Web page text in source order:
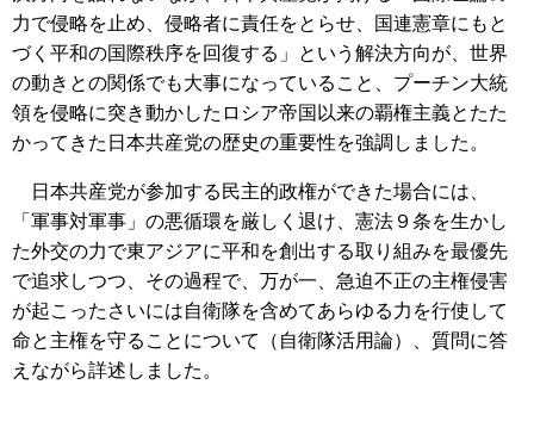
力で侵略を止め、侵略者に責任をとらせ、国連憲章にもと
づく平和の国際秩序を回復する」という解決方向が、世界
の動きとの関係でも大事になっていること、プーチン大統
領を侵略に突き動かしたロシア帝国以来の覇権主義とたた
かってきた日本共産党の歴史の重要性を強調しました。
日本共産党が参加する民主的政権ができた場合には、
「軍事対軍事」の悪循環を厳しく退け、憲法９条を生かし
た外交の力で東アジアに平和を創出する取り組みを最優先
で追求しつつ、その過程で、万が一、急迫不正の主権侵害
が起こったさいには自衛隊を含めてあらゆる力を行使して
命と主権を守ることについて（自衛隊活用論）、質問に答
えながら詳述しました。